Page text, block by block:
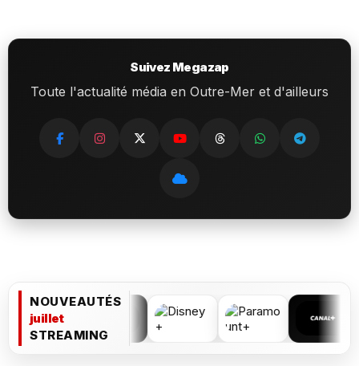
Suivez Megazap
Toute l'actualité média en Outre-Mer et d'ailleurs
NOUVEAUTÉS
juillet
STREAMING